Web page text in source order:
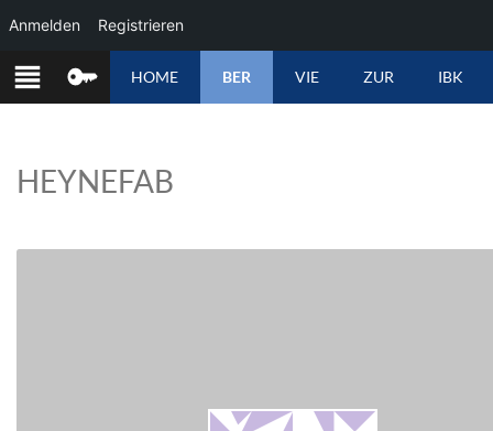
ZUM
INHALT
HOME BER VIE ZUR IBK
HEYNEFAB
Anmelden Registrieren